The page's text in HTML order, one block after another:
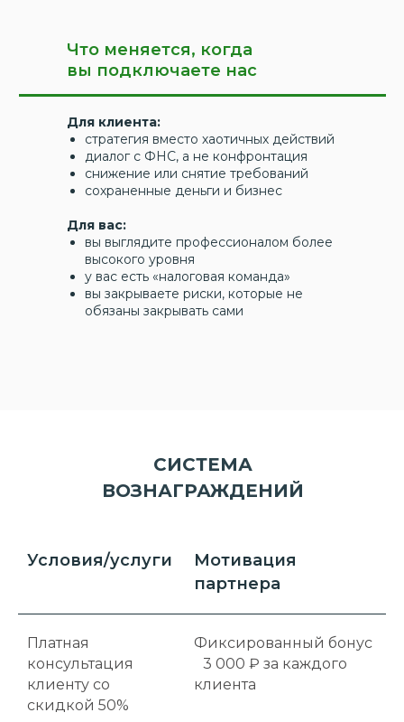
Что меняется, когда
вы подключаете нас
Для клиента:
стратегия вместо хаотичных действий
диалог с ФНС, а не конфронтация
снижение или снятие требований
сохраненные деньги и бизнес
Для вас:
вы выглядите профессионалом более
высокого уровня
у вас есть «налоговая команда»
вы закрываете риски, которые не
обязаны закрывать сами
СИСТЕМА
ВОЗНАГРАЖДЕНИЙ
Условия/услуги
Мотивация
партнера
Платная
консультация
клиенту со
скидкой 50%
Фиксированный бонус
3 000 ₽ за каждого
клиента